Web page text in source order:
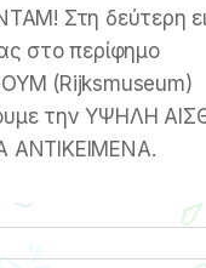
Στη δεύτερη
στο περίφημο
(Rijksmuseum)
την ΥΨΗΛΗ
ΑΝΤΙΚΕΙΜΕΝΑ.